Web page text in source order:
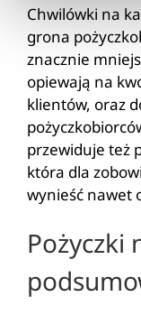
Chwilówki na
grona
znacznie
opiewają na
klientów, oraz
przewiduje też
która dla
wynieść nawet
Pożyczki